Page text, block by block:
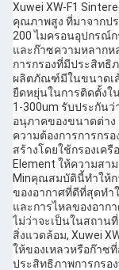
Xuwei XW-F1
คุณภาพสูง ที่มาจากป
200 ไมครอนอุปกรณ์ก
และก๊าซความหลาก
การกรองที่มีประสิทธิ
ผลิตภัณฑ์มีในขนาดเ
ยืดหยุ่นในการติดตั้งใ
1-300um รับประกัน
อนุภาคของขนาดต่าง
ความต้องการการกร
สร้างโดยใช้กรองเครื
Element ให้ความสา
Minคุณสมบัตินี้ทําให้
ของอากาศที่ดีที่สุดทํา
และการไหลของอาก
ไม่ว่าจะเป็นในสถาน
สิ่งแวดล้อม, Xuwei
ให้ของเหลวหรือก๊าซ
ประสิทธิภาพการกรอ